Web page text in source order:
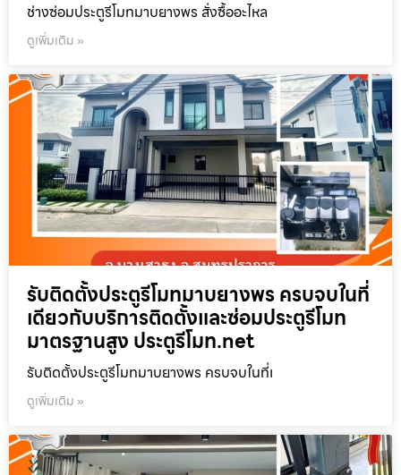
ช่างซ่อมประตูรีโมทมาบยางพร สั่งซื้ออะไหล
ดูเพิ่มเติม »
รับติดตั้งประตูรีโมทมาบยางพร ครบจบในที่
เดียวกับบริการติดตั้งและซ่อมประตูรีโมท
มาตรฐานสูง ประตูรีโมท.net
รับติดตั้งประตูรีโมทมาบยางพร ครบจบในที่เ
ดูเพิ่มเติม »